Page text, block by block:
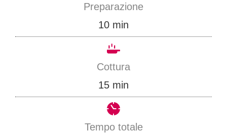
Preparazione
10m
i
t
i
min
Cottura
15m
i
min
Tempo totale